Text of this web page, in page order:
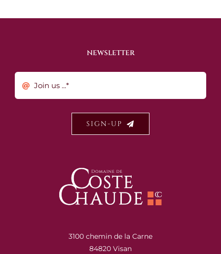
NEWSLETTER
SIGN-UP
3100 chemin de la Carne
84820 Visan